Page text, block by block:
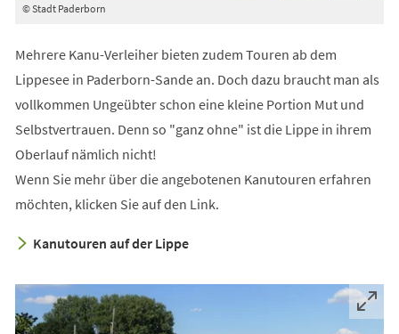
© Stadt Paderborn
Mehrere Kanu-Verleiher bieten zudem Touren ab dem
Lippesee in Paderborn-Sande an. Doch dazu braucht man als
vollkommen Ungeübter schon eine kleine Portion Mut und
Selbstvertrauen. Denn so "ganz ohne" ist die Lippe in ihrem
Oberlauf nämlich nicht!
Wenn Sie mehr über die angebotenen Kanutouren erfahren
möchten, klicken Sie auf den Link.
Kanutouren auf der Lippe